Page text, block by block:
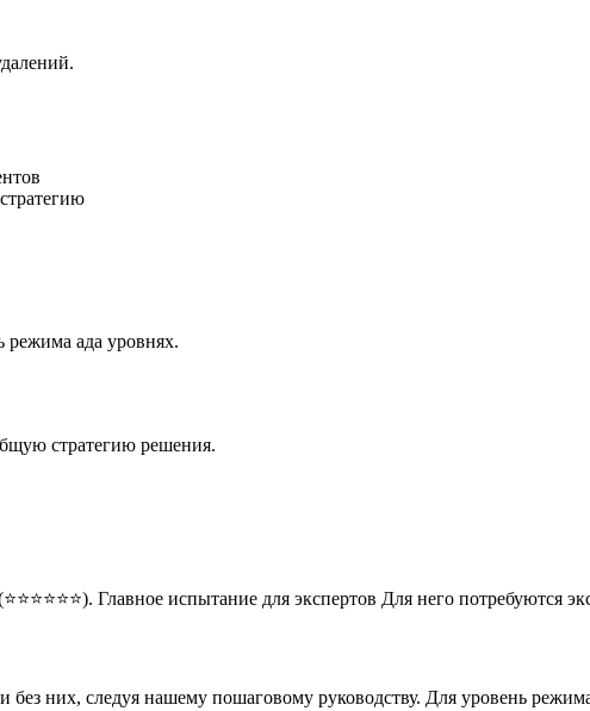
режима ада уровнях.
стратегию решения.
Главное испытание для экспертов Для него потребуются
них, следуя нашему пошаговому руководству. Для уровень